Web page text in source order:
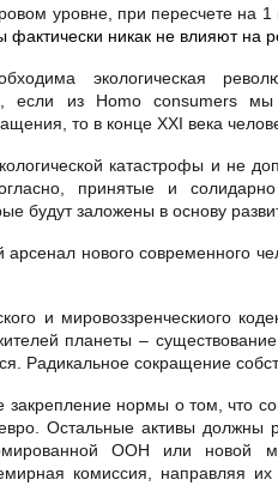
уровне, при пересчете на 1
никак не влияют на
экологическая
если из Homo consumers
то в конце XXI века
катастрофы и не
принятые и
будут заложены в основу
арсенал нового современного
и мировоззренческиого
планеты –
Радикальное сокращение
закрепление нормы о том, что
Остальные активы должны
ООН или новой
комиссия, направляя